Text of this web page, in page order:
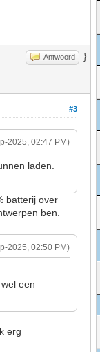
Antwoord }
#3
2025, 02:47 PM)
laden.
batterij over
ben.
2025, 02:50 PM)
een
erg